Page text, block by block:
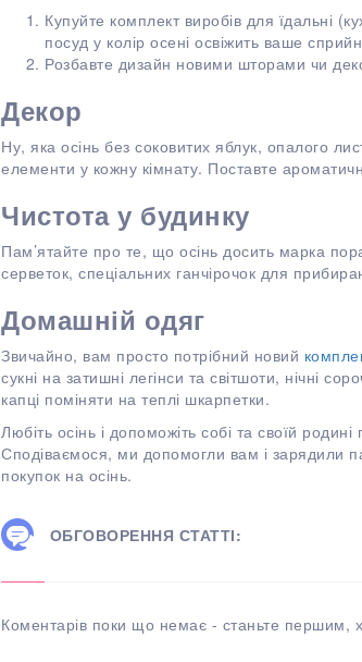
Купуйте комплект виробів для їдальні
посуд у колір осені освіжить ваше
Розбавте дизайн новими шторами чи
Декор
Ну, яка осінь без соковитих яблук, опалого
елементи у кожну кімнату. Поставте
Чистота у будинку
Пам’ятайте про те, що осінь досить марка
серветок, спеціальних ганчірочок для
Домашній одяг
Звичайно, вам просто потрібний новий
сукні на затишні легінси та світшоти, нічні
капці поміняти на теплі шкарпетки.
Любіть осінь і допоможіть собі та своїй
Сподіваємося, ми допомогли вам і зарядили
покупок на осінь.
ОБГОВОРЕННЯ СТАТТІ:
Коментарів поки що немає - станьте першим,